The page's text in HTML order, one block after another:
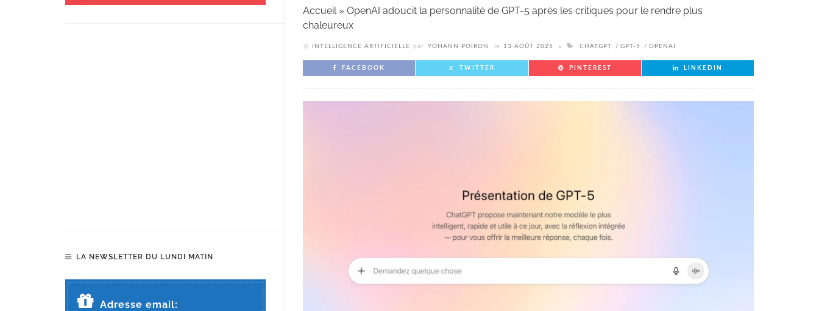
Accueil» OpenAI adoucit la personnalité de GPT-5 après les critiques pour le rendre plus
chaleureux
INTELLIGENCE ARTIFICIELLE par YOHANN POIRON le 13 AOÛT 2025 CHATGPT GPT-5 OPENAI
FACEBOOK TWITTER PINTEREST LINKEDIN
LA NEWSLETTER DU LUNDI MATIN
Adresse email: